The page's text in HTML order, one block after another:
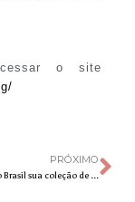
o site
PRÓXIMO
Mavala lança no Brasil sua coleção de esmaltes Les Glacés